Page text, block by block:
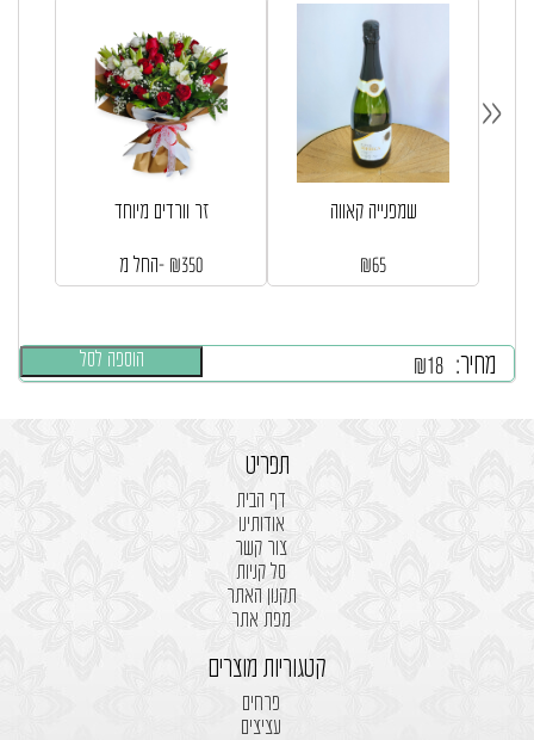
מחיר: ₪18 הוספה לסל
זר וורדים מיוחד
החל מ- ₪350
שמפנייה קאווה
₪65
«
תפריט
דף הבית
אודותינו
צור קשר
סל קניות
תקנון האתר
מפת אתר
קטגוריות מוצרים
פרחים
עציצים